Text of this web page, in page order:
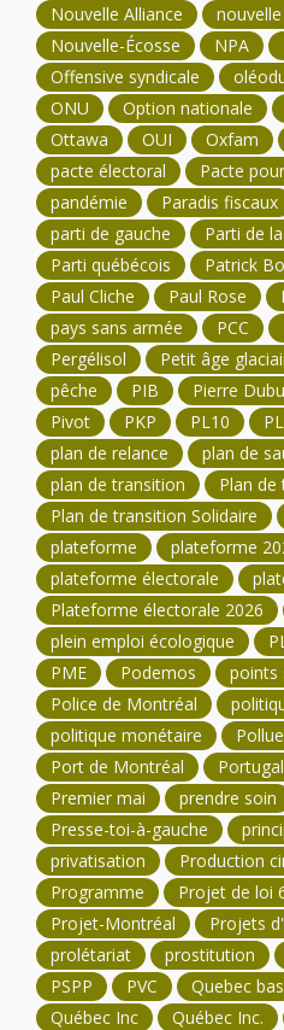
Nouvelle Alliance
Nouvelle-Écosse
NPA
Offensive syndicale
ONU
Option nationale
Ottawa
OUI Oxfam
pacte électoral
Pacte
pandémie
Paradis fiscaux
parti de gauche
Parti de
Parti québécois
Patrick
Paul Cliche
Paul Rose
pays sans armée
PCC
Pergélisol
Petit âge
pêche
PIB Pierre
Pivot
PKP PL10
plan de relance
plan de
plan de transition
Plan
Plan de transition Solidaire
plateforme
plateforme
plateforme électorale
Plateforme électorale 2026
plein emploi écologique
PME
Podemos points
Police de Montréal
politique monétaire
Port de Montréal
Portugal
Premier mai
prendre soin
Presse-toi-à-gauche
privatisation
Production
Programme
Projet de loi
Projet-Montréal
Projets
prolétariat
prostitution
PSPP
PVC Quebec
Québec Inc
Québec Inc.